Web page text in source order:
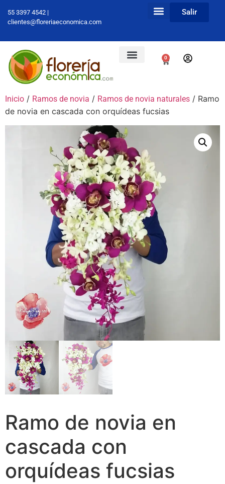
55 3397 4542 |
clientes@floreriaeconomica.com
Salir
0
Inicio / Ramos de novia / Ramos de novia naturales / Ramo
de novia en cascada con orquídeas fucsias
Ramo de novia en
cascada con
orquídeas fucsias